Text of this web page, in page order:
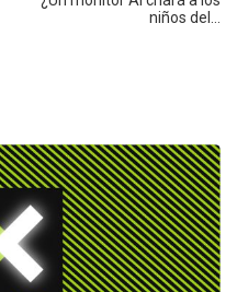
niños del…